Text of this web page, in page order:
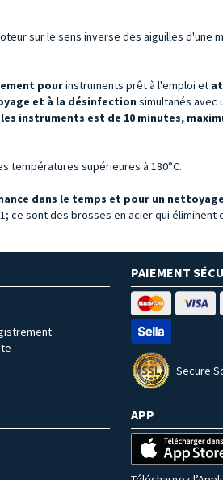
sur le sens inverse des aiguilles
pourinstruments prêt à l'emploi et
et à la désinfection simultanés avec
instruments est de 10 minutes,
températures supérieures à 180°C.
dans le temps et pour un
ce sont des brosses en acier qui
PAIEMENT
Secure
APP